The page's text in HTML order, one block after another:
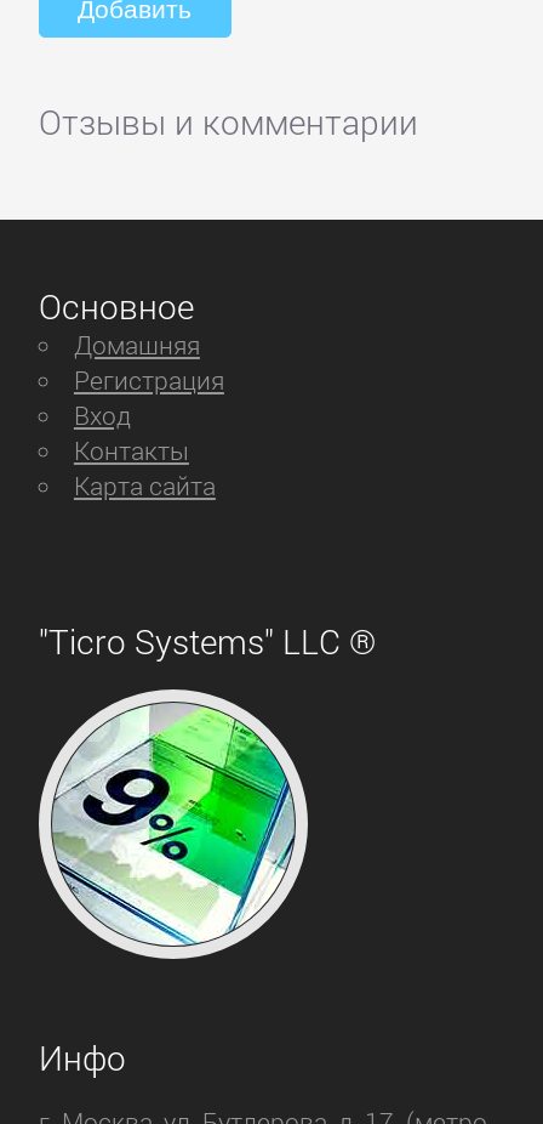
Отзывы и комментарии
Основное
Домашняя
Регистрация
Вход
Контакты
Карта сайта
"Ticro Systems" LLC ®
Инфо